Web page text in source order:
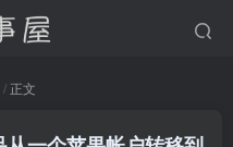
正文